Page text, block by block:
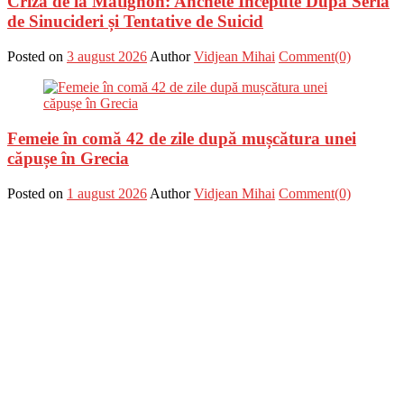
de Sinucideri și Tentative de Suicid
Posted on 3 august 2026 Author Vidjean Mihai Comment(0)
Femeie în comă 42 de zile după mușcătura unei
căpușe în Grecia
Posted on 1 august 2026 Author Vidjean Mihai Comment(0)